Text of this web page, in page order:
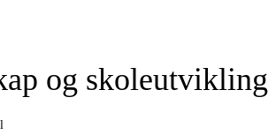
og skoleutvikling